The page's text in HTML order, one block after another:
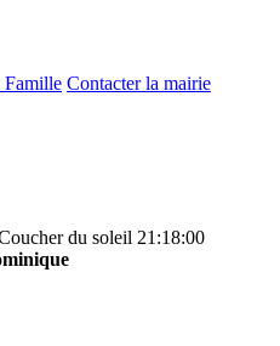
Famille Contacter la mairie
du soleil 21:18:00